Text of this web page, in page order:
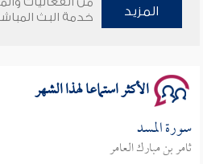
وأمنهم من خوف 9
المزيد
خدمة البث
الأكثر استماعا لهذا الشهر
سورة المسد
ثامر بن مبارك العامر